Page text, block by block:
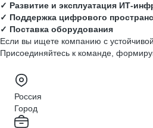
✓ Развитие и эксплуатация ИТ-
✓ Поддержка цифрового
✓ Поставка оборудования
Если вы ищете компанию с
Присоединяйтесь к команде,
Россия
Город